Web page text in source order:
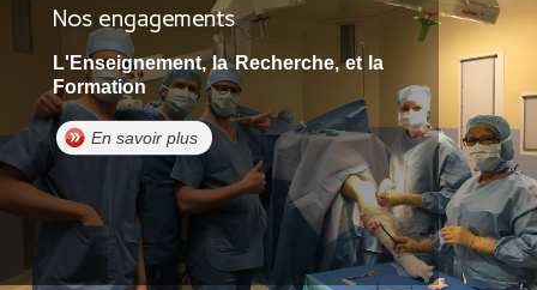
Nos engagements
L'Enseignement, la Recherche, et la
Formation
En savoir plus